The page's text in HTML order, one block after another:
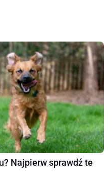
Najpierw sprawdź te